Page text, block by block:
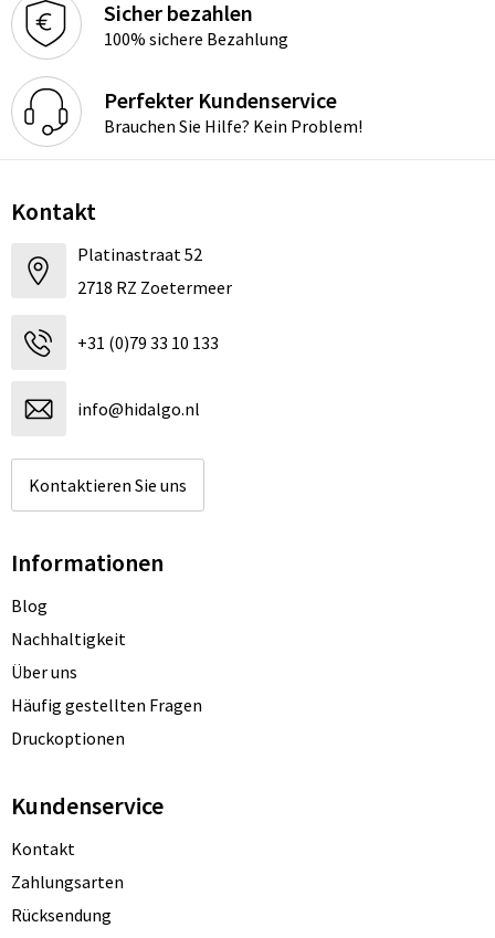
Sicher bezahlen
100% sichere Bezahlung
Perfekter Kundenservice
Brauchen Sie Hilfe? Kein Problem!
Kontakt
Platinastraat 52
2718 RZ Zoetermeer
+31 (0)79 33 10 133
info@hidalgo.nl
Kontaktieren Sie uns
Informationen
Blog
Nachhaltigkeit
Über uns
Häufig gestellten Fragen
Druckoptionen
Kundenservice
Kontakt
Zahlungsarten
Rücksendung